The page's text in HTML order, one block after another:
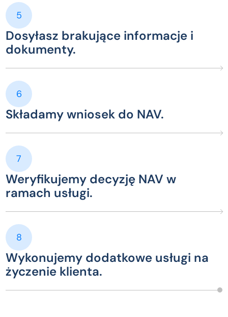
5
Dosyłasz brakujące informacje i
dokumenty.
6
Składamy wniosek do NAV.
7
Weryfikujemy decyzję NAV w
ramach usługi.
8
Wykonujemy dodatkowe usługi na
życzenie klienta.